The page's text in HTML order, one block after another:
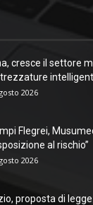
cresce il settore
2026
Flegrei,
al rischio”
2026
proposta di